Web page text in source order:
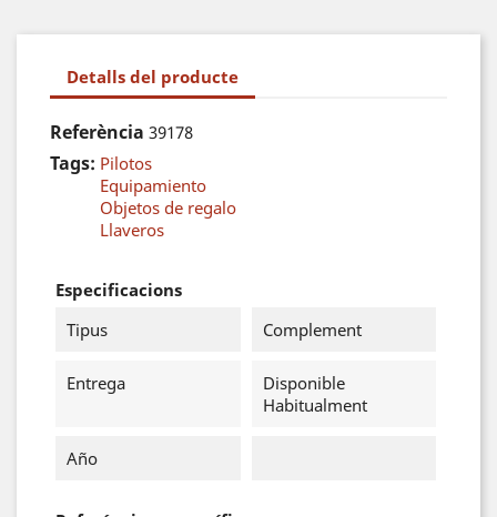
Detalls del producte
Referència 39178
Tags: Pilotos
Equipamiento
Objetos de regalo
Llaveros
Especificacions
Tipus
Complement
Entrega
Disponible
Habitualment
Año